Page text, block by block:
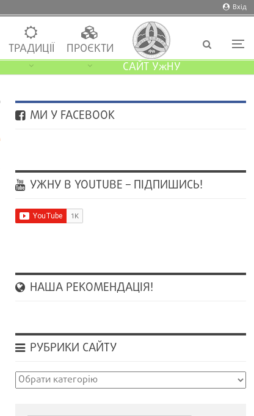
Вхід
ТРАДИЦІЇ
ПРОЄКТИ
САЙТ УжНУ
МИ У FACEBOOK
УЖНУ В YOUTUBE – ПІДПИШИСЬ!
НАША РЕКОМЕНДАЦІЯ!
РУБРИКИ САЙТУ
Рубрики